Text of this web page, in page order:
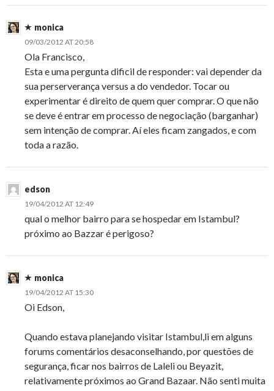
monica
09/03/2012 AT 20:58
Ola Francisco,
Esta e uma pergunta dificil de responder: vai depender da
sua perserverança versus a do vendedor. Tocar ou
experimentar é direito de quem quer comprar. O que não
se deve é entrar em processo de negociação (barganhar)
sem intenção de comprar. Aí eles ficam zangados, e com
toda a razão.
edson
19/04/2012 AT 12:49
qual o melhor bairro para se hospedar em Istambul?
próximo ao Bazzar é perigoso?
monica
19/04/2012 AT 15:30
Oi Edson,
Quando estava planejando visitar Istambul,li em alguns
forums comentários desaconselhando, por questões de
segurança, ficar nos bairros de Laleli ou Beyazit,
relativamente próximos ao Grand Bazaar. Não senti muita